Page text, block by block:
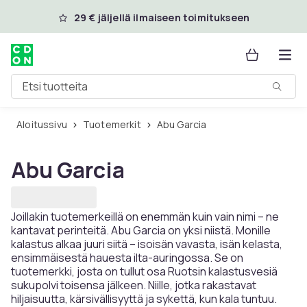
Ohita ja siirry pääsisältöön
29 € jäljellä ilmaiseen toimitukseen
Etsi tuotteita
Aloitussivu Tuotemerkit Abu Garcia
Abu Garcia
Joillakin tuotemerkeillä on enemmän kuin vain nimi – ne
kantavat perinteitä. Abu Garcia on yksi niistä. Monille
kalastus alkaa juuri siitä – isoisän vavasta, isän kelasta,
ensimmäisestä hauesta ilta-auringossa. Se on
tuotemerkki, josta on tullut osa Ruotsin kalastusvesiä
sukupolvi toisensa jälkeen. Niille, jotka rakastavat
hiljaisuutta, kärsivällisyyttä ja sykettä, kun kala tuntuu.